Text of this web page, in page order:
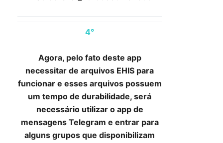
4°
Agora, pelo fato deste app
necessitar de arquivos EHIS para
funcionar e esses arquivos possuem
um tempo de durabilidade, será
necessário utilizar o app de
mensagens Telegram e entrar para
alguns grupos que disponibilizam